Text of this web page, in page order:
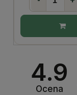
4.9
Ocena